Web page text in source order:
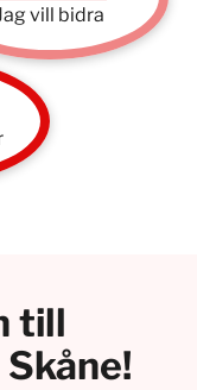
vill bidra
till